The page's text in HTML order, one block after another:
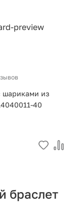
шариками из
40
браслет